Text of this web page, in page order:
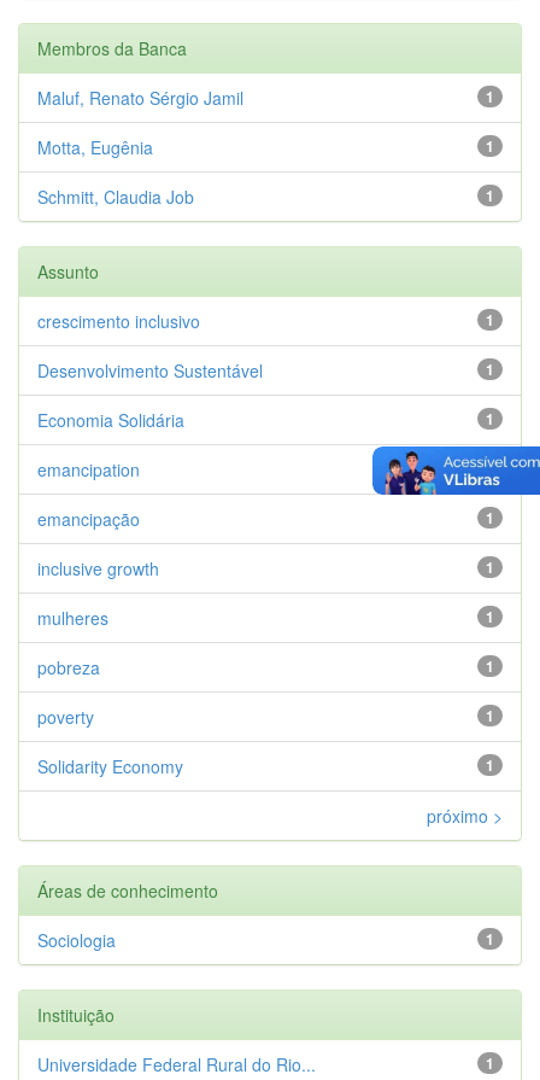
Membros da Banca
1
Maluf, Renato Sérgio Jamil
1
Motta, Eugênia
1
Schmitt, Claudia Job
Assunto
1
crescimento inclusivo
1
Desenvolvimento Sustentável
1
Economia Solidária
1
emancipation
1
emancipação
1
inclusive growth
1
mulheres
1
pobreza
1
poverty
1
Solidarity Economy
próximo >
Áreas de conhecimento
1
Sociologia
Instituição
1
Universidade Federal Rural do Rio...